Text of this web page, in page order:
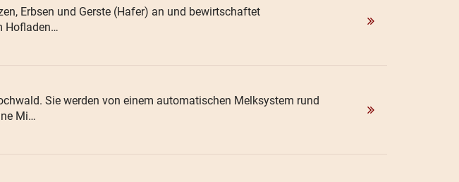
Erbsen und Gerste (Hafer) an und bewirtschaftet
Hofladen…
Sie werden von einem automatischen Melksystem rund
Mi…